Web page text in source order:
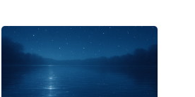
上がる“本当の選択”を生きていくと、不
思議と人生は静かに整い始めます。必要
なご縁も機会も自然と流れてくるように
なります。自らの最高の体験をしていた
だけますように🤲《光は今日もあなたと
共にあります。》